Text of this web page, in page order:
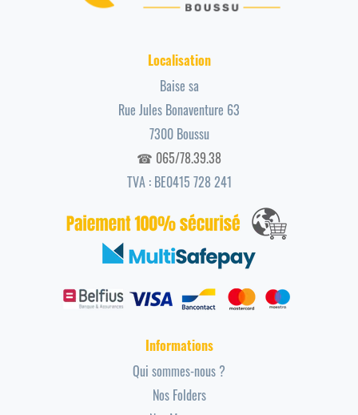
Localisation
Baise sa
Rue Jules Bonaventure 63
7300 Boussu
☎ 065/78.39.38
TVA : BE0415 728 241
Informations
Qui sommes-nous ?
Nos Folders